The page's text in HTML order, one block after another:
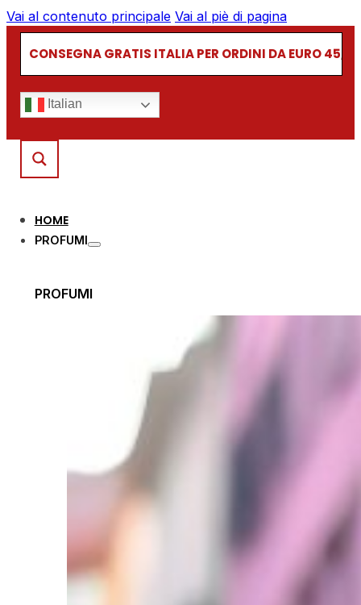
Vai al contenuto principale Vai al piè di pagina
CONSEGNA GRATIS ITALIA PER ORDINI DA EURO
Italian
HOME
PROFUMI
PROFUMI